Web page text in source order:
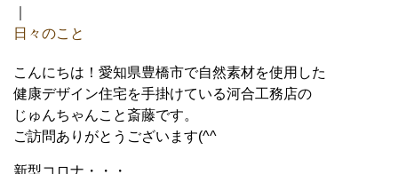
日々のこと
こんにちは！愛知県豊橋市で自然素材を使用した
健康デザイン住宅を手掛けている河合工務店の
じゅんちゃんこと斎藤です。
ご訪問ありがとうございます(^^